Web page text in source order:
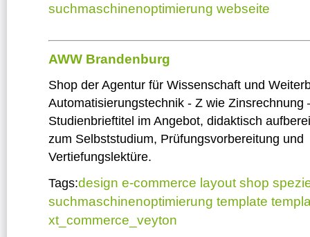
suchmaschinenoptimierung webseite
AWW Brandenburg
Shop der Agentur für Wissenschaft und
Automatisierungstechnik - Z wie Zinsrechnung
Studienbrieftitel im Angebot, didaktisch
zum Selbststudium, Prüfungsvorbereitung und
Vertiefungslektüre.
Tags:design e-commerce layout shop
suchmaschinenoptimierung template
xt_commerce_veyton